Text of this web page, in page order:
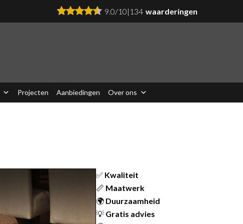
9.0/10| 134 waarderingen
Projecten Aanbiedingen Over ons
✅ Kwaliteit
📏 Maatwerk
🌍 Duurzaamheid
💡 Gratis advies